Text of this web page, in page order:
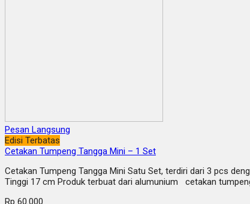
Pesan Langsung
Edisi Terbatas
Cetakan Tumpeng Tangga Mini – 1 Set
Cetakan Tumpeng Tangga Mini Satu Set, terdiri dari 3 pcs
Tinggi 17 cm Produk terbuat dari alumunium cetakan
Rp 60.000